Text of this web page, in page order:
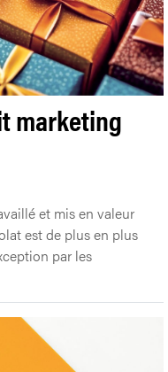
marketing
et mis en valeur
est de plus en plus
par les